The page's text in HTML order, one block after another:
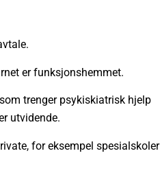
er funksjonshemmet.
trenger psykiskiatrisk hjelp
utvidende.
for eksempel spesialskoler